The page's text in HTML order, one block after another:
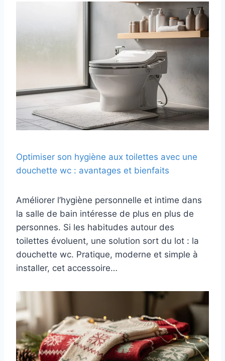
Optimiser son hygiène aux toilettes avec une
douchette wc : avantages et bienfaits
Améliorer l’hygiène personnelle et intime dans
la salle de bain intéresse de plus en plus de
personnes. Si les habitudes autour des
toilettes évoluent, une solution sort du lot : la
douchette wc. Pratique, moderne et simple à
installer, cet accessoire…